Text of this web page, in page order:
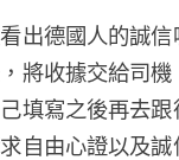
出德國人的誠
將收據交給司
填寫之後再去跟
自由心證以及